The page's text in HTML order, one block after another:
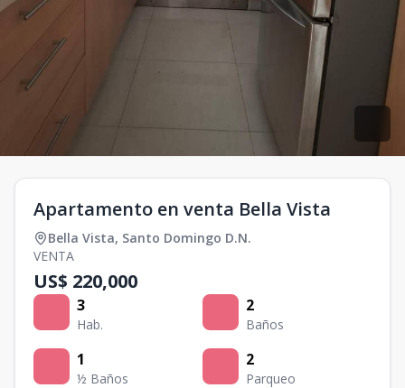
Apartamento en venta Bella Vista
Bella Vista, Santo Domingo D.N.
VENTA
US$ 220,000
3
Hab.
2
Baños
1
½ Baños
2
Parqueo